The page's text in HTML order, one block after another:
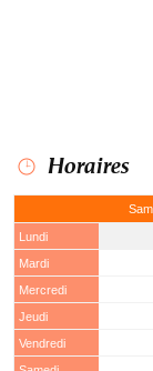
Horaires
Lundi
Mardi
Mercredi
Jeudi
Vendredi